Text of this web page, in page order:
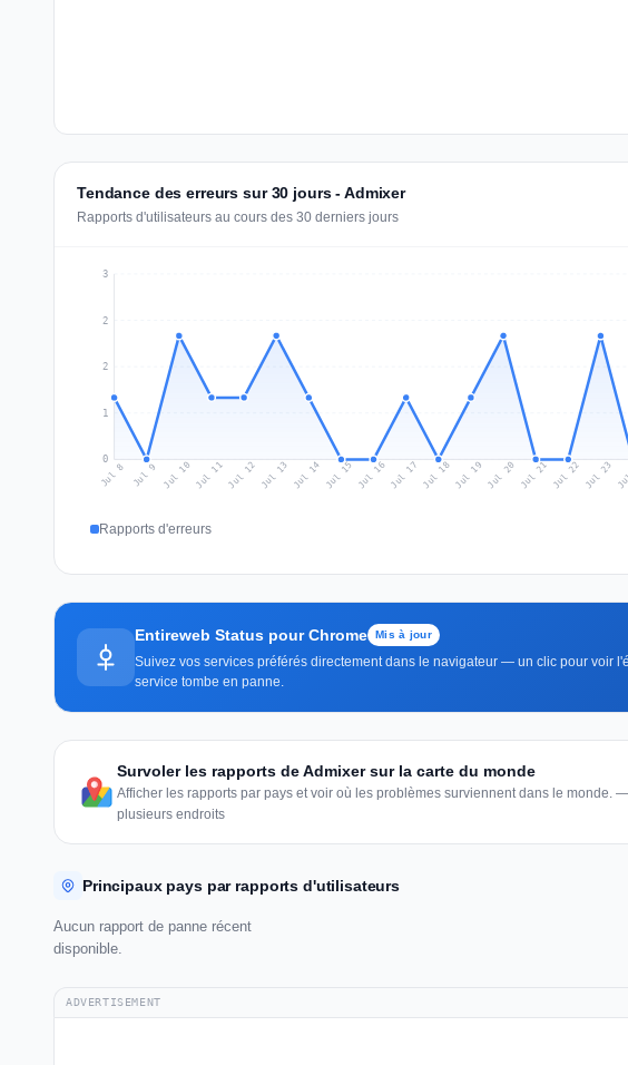
Tendance des erreurs sur 30 jours - Admixer
Rapports d'utilisateurs au cours des 30 derniers jours
0
1
2
2
3
Jul 8 Jul 9 Jul 10 Jul 11Jul 12 Jul 13 Jul 14 Jul 15 Jul 16Jul 17 Jul 18Jul 19 Jul 20 Jul 21 Jul 22 Jul 23
Rapports d'erreurs
Entireweb Status pour Chrome Mis à jour
Suivez vos services préférés directement dans le navigateur — un clic pour voir
service tombe en panne.
Survoler les rapports de Admixer sur la carte du monde
Afficher les rapports par pays et voir où les problèmes surviennent dans le monde.
plusieurs endroits
Principaux pays par rapports d'utilisateurs
Aucun rapport de panne récent
disponible.
ADVERTISEMENT